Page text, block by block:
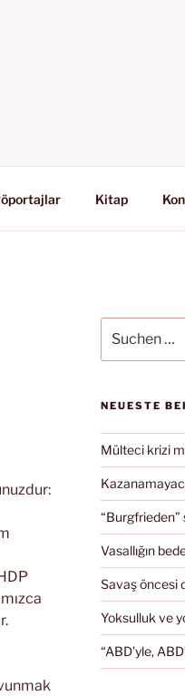
Kitap
nach:
NEUESTE
Mülteci krizi
“Burgfrieden”
Vasallığın
Savaş öncesi
Yoksulluk ve
“ABD’yle,